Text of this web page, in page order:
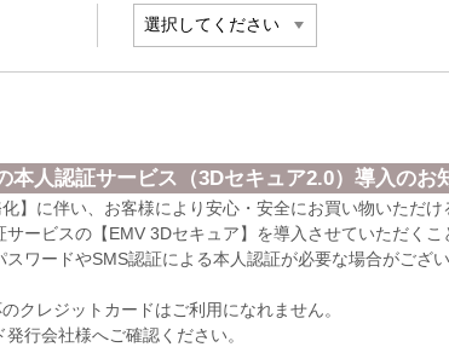
本人認証サービス（3Dセキュア2.0）導入のお
化】に伴い、お客様により安心・安全にお買い物いただ
サービスの【EMV 3Dセキュア】を導入させていただくこ
ワードやSMS認証による本人認証が必要な場合がござい
クレジットカードはご利用になれません。
行会社様へご確認ください。